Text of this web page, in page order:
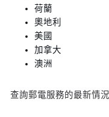
荷蘭
奧地利
美國
加拿大
澳洲
查詢郵電服務的最新情